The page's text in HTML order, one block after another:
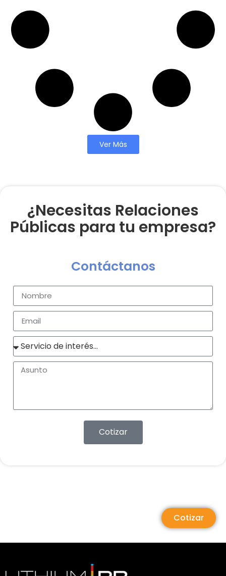
Ver Más
¿Necesitas Relaciones
Públicas para tu empresa?
Contáctanos
Cotizar
Cotizar